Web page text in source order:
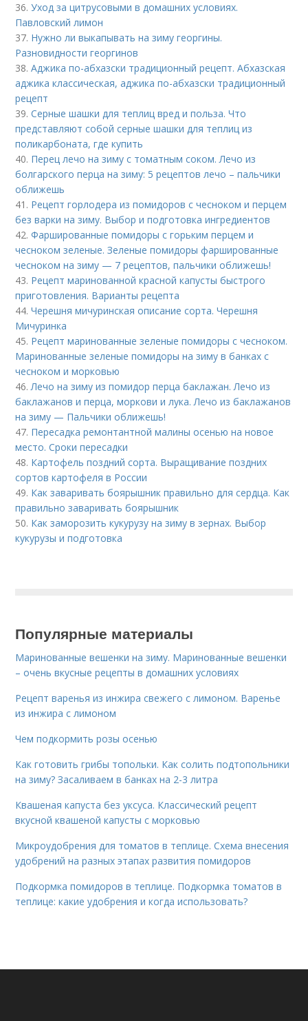
36.Уход за цитрусовыми в домашних условиях.
Павловский лимон
37. Нужно ли выкапывать на зиму георгины.
Разновидности георгинов
38.Аджика по-абхазски традиционный рецепт. Абхазская
аджика классическая, аджика по-абхазски традиционный
рецепт
39.Серные шашки для теплиц вред и польза. Что
представляют собой серные шашки для теплиц из
поликарбоната, где купить
40. Перец лечо на зиму с томатным соком. Лечо из
болгарского перца на зиму: 5 рецептов лечо – пальчики
оближешь
41. Рецепт горлодера из помидоров с чесноком и перцем
без варки на зиму. Выбор и подготовка ингредиентов
42.Фаршированные помидоры с горьким перцем и
чесноком зеленые. Зеленые помидоры фаршированные
чесноком на зиму — 7 рецептов, пальчики оближешь!
43. Рецепт маринованной красной капусты быстрого
приготовления. Варианты рецепта
44.Черешня мичуринская описание сорта. Черешня
Мичуринка
45. Рецепт маринованные зеленые помидоры с чесноком.
Маринованные зеленые помидоры на зиму в банках с
чесноком и морковью
46.Лечо на зиму из помидор перца баклажан. Лечо из
баклажанов и перца, моркови и лука. Лечо из баклажанов
на зиму — Пальчики оближешь!
47. Пересадка ремонтантной малины осенью на новое
место. Сроки пересадки
48. Картофель поздний сорта. Выращивание поздних
сортов картофеля в России
49. Как заваривать боярышник правильно для сердца. Как
правильно заваривать боярышник
50. Как заморозить кукурузу на зиму в зернах. Выбор
кукурузы и подготовка
Популярные материалы
Маринованные вешенки на зиму. Маринованные вешенки
– очень вкусные рецепты в домашних условиях
Рецепт варенья из инжира свежего с лимоном. Варенье
из инжира с лимоном
Чем подкормить розы осенью
Как готовить грибы топольки. Как солить подтопольники
на зиму? Засаливаем в банках на 2-3 литра
Квашеная капуста без уксуса. Классический рецепт
вкусной квашеной капусты с морковью
Микроудобрения для томатов в теплице. Схема внесения
удобрений на разных этапах развития помидоров
Подкормка помидоров в теплице. Подкормка томатов в
теплице: какие удобрения и когда использовать?